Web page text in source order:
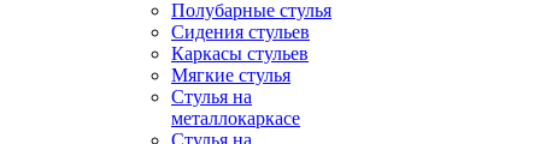
Полубарные стулья
Сидения стульев
Каркасы стульев
Мягкие стулья
Стулья на
металлокаркасе
Стулья на